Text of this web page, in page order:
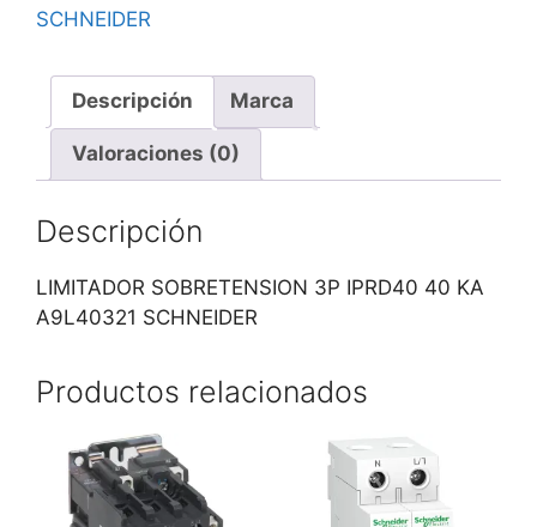
SCHNEIDER
Descripción Marca
Valoraciones (0)
Descripción
LIMITADOR SOBRETENSION 3P IPRD40 40 KA
A9L40321 SCHNEIDER
Productos relacionados